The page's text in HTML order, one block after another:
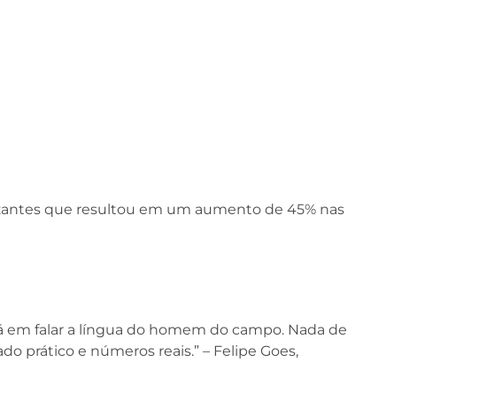
que resultou em um aumento de 45% nas
falar a língua do homem do campo. Nada de
prático e números reais.” – Felipe Goes,